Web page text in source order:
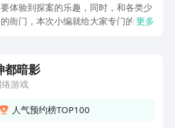
体验到探案的乐趣，同时，和各类少
衙门，本次小编就给大家专门的带来
更多
都暗影
络游戏
人气预约榜TOP100